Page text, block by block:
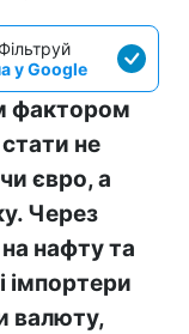
у Google
фактором
не
євро, а
Через
на нафту та
імпортери
валюту,